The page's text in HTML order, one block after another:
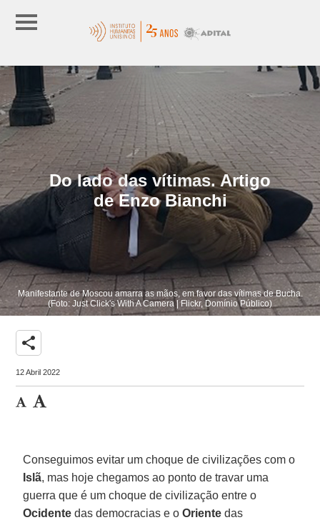
Do lado das vítimas. Artigo
de Enzo Bianchi
Manifestante de Moscou amarra as mãos, em favor das vítimas de Bucha.
(Foto: Just Click's With A Camera | Flickr, Domínio Público)
share
12 Abril 2022
Conseguimos evitar um choque de civilizações com o
Islã, mas hoje chegamos ao ponto de travar uma
guerra que é um choque de civilização entre o
Ocidente das democracias e oOriente das